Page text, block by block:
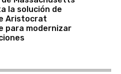
la solución de
Aristocrat
para modernizar